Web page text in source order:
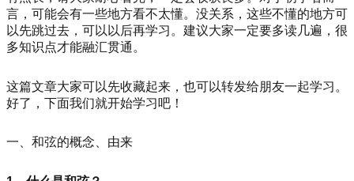
言，可能会有一些地方看不太懂。没关系，这些不懂的地方可
以先跳过去，可以以后再学习。建议大家一定要多读几遍，很
多知识点才能融汇贯通。
这篇文章大家可以先收藏起来，也可以转发给朋友一起学习。
好了，下面我们就开始学习吧！
一、和弦的概念、由来